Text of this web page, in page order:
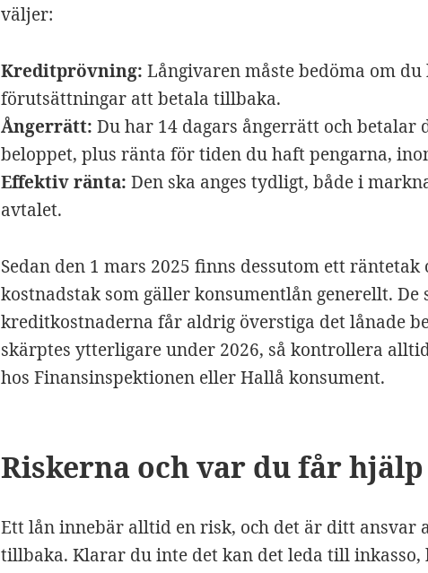
väljer:
Kreditprövning: Långivaren måste bedöma om du
förutsättningar att betala tillbaka.
Ångerrätt: Du har 14 dagars ångerrätt och betalar
beloppet, plus ränta för tiden du haft pengarna,
Effektiv ränta: Den ska anges tydligt, både i
avtalet.
Sedan den 1 mars 2025 finns dessutom ett räntetak
kostnadstak som gäller konsumentlån generellt. De
kreditkostnaderna får aldrig överstiga det lånade
skärptes ytterligare under 2026, så kontrollera
hos Finansinspektionen eller Hallå konsument.
Riskerna och var du får hjälp
Ett lån innebär alltid en risk, och det är ditt ansvar
tillbaka. Klarar du inte det kan det leda till inkasso,